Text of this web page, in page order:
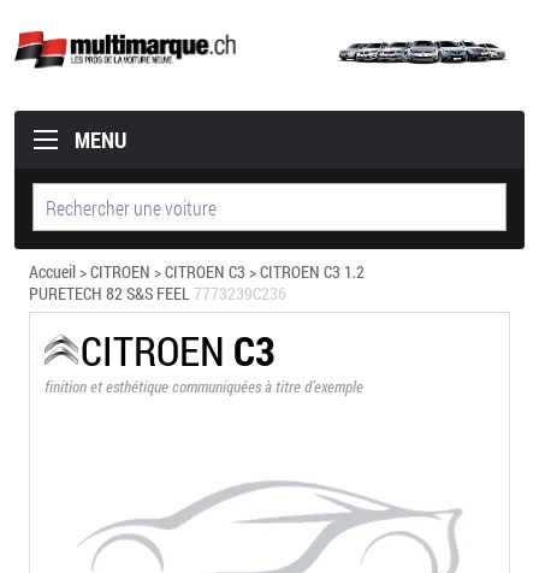
MENU
Accueil>CITROEN >CITROEN C3 > CITROEN C3 1.2
PURETECH 82 S&S FEEL7773239C236
CITROEN C3
finition et esthétique communiquées à titre d’exemple